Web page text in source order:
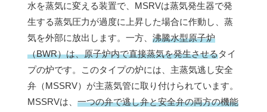
水を蒸気に変える装置で、MSRVは蒸気発生器で発
生する蒸気圧力が過度に上昇した場合に作動し、蒸
気を外部に放出します。一方、 沸騰水型原子炉
（BWR）は、原子炉内で直接蒸気を発生させるタイ
プの炉です。このタイプの炉には、主蒸気逃し安全
弁（MSSRV）が主蒸気管に取り付けられています。
MSSRVは、 一つの弁で逃し弁と安全弁の両方の機能